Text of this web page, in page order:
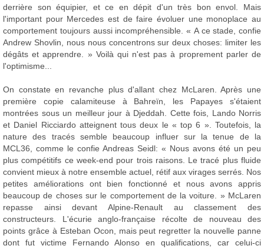
derrière son équipier, et ce en dépit d'un très bon envol. Mais
l'important pour Mercedes est de faire évoluer une monoplace au
comportement toujours aussi incompréhensible. « A ce stade, confie
Andrew Shovlin, nous nous concentrons sur deux choses: limiter les
dégâts et apprendre. » Voilà qui n'est pas à proprement parler de
l'optimisme...
On constate en revanche plus d'allant chez McLaren. Après une
première copie calamiteuse à Bahreïn, les Papayes s'étaient
montrées sous un meilleur jour à Djeddah. Cette fois, Lando Norris
et Daniel Ricciardo atteignent tous deux le « top 6 ». Toutefois, la
nature des tracés semble beaucoup influer sur la tenue de la
MCL36, comme le confie Andreas Seidl: « Nous avons été un peu
plus compétitifs ce week-end pour trois raisons. Le tracé plus fluide
convient mieux à notre ensemble actuel, rétif aux virages serrés. Nos
petites améliorations ont bien fonctionné et nous avons appris
beaucoup de choses sur le comportement de la voiture. » McLaren
repasse ainsi devant Alpine-Renault au classement des
constructeurs. L'écurie anglo-française récolte de nouveau des
points grâce à Esteban Ocon, mais peut regretter la nouvelle panne
dont fut victime Fernando Alonso en qualifications, car celui-ci